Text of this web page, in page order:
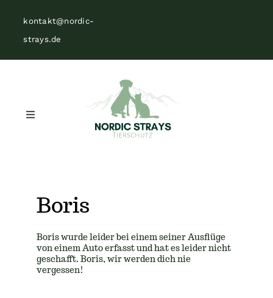
Inhalt
springen
kontakt@nordic-
strays.de
Toggle
Helfen
Boris
Boris wurde leider bei einem seiner Ausflüge
von einem Auto erfasst und hat es leider nicht
geschafft. Boris, wir werden dich nie
vergessen!